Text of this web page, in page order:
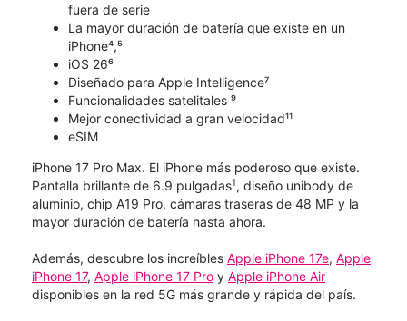
fuera de serie
La mayor duración de batería que existe en un
iPhone⁴,⁵
iOS 26⁶
Diseñado para Apple Intelligence⁷
Funcionalidades satelitales ⁹
Mejor conectividad a gran velocidad¹¹
eSIM
iPhone 17 Pro Max. El iPhone más poderoso que existe.
Pantalla brillante de 6.9 pulgadas1, diseño unibody de
aluminio, chip A19 Pro, cámaras traseras de 48 MP y la
mayor duración de batería hasta ahora.
Además, descubre los increíbles Apple iPhone 17e, Apple
iPhone 17, Apple iPhone 17 Pro y Apple iPhone Air
disponibles en la red 5G más grande y rápida del país.